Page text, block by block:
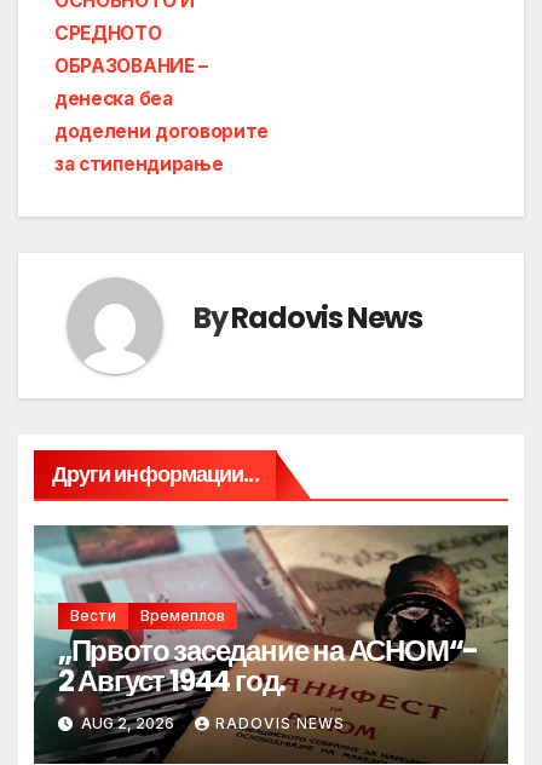
СРЕДНОТО
ОБРАЗОВАНИЕ –
денеска беа
доделени договорите
за стипендирање
ByRadovis News
Други информации...
Вести Времеплов
„Првото заседание на АСНОМ“-
2 Август 1944 год.
AUG 2, 2026 RADOVIS NEWS